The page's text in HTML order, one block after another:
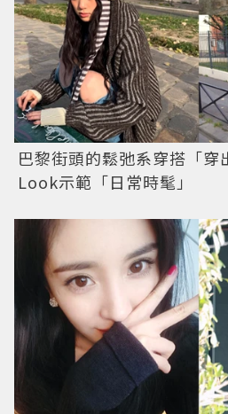
巴黎街頭的鬆弛系穿搭「穿
Look示範「日常時髦」